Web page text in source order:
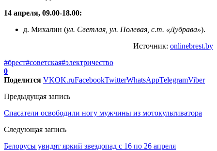
14 апреля, 09.00-18.00:
д. Михалин (ул. Светлая, ул. Полевая, с.т. «Дубрава»).
Источник: onlinebrest.by
#брест#советская#электричество
0
Поделится VKOK.ruFacebookTwitterWhatsAppTelegramViber
Предыдущая запись
Спасатели освободили ногу мужчины из мотокультиватора
Следующая запись
Белорусы увидят яркий звездопад с 16 по 26 апреля